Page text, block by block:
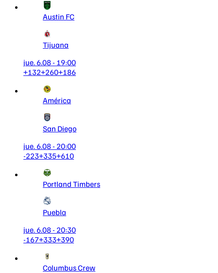
Austin FC
Tijuana
jue. 6.08 - 19:00
+132+260+186
América
San Diego
jue. 6.08 - 20:00
-223+335+610
Portland Timbers
Puebla
jue. 6.08 - 20:30
-167+333+390
Columbus Crew